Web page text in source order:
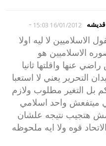
16/01/2012 15:03
-
الاسلاميين لا ليه اولا
الاسلاميين هو
عنها واقلتها ثانيا
يعني لا استعبا
بل التغير مطلوب ولازم
ميتفعش واحد اسلامي
هتجيب نتيجه علشان
قوه ولا ايه ملحوظه